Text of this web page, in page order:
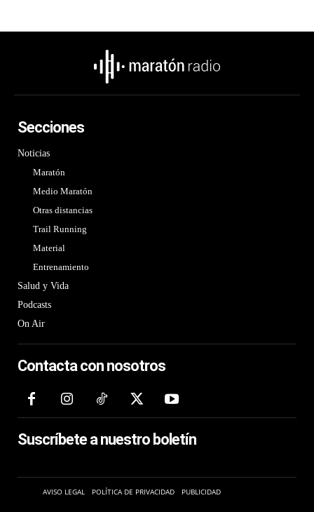
Secciones
Noticias
Maratón
Medio Maratón
Otras distancias
Trail Running
Material
Entrenamiento
Salud y Vida
Podcasts
On Air
Contacta con nosotros
Suscríbete a nuestro boletín
AVISO LEGAL POLÍTICA DE PRIVACIDAD PUBLICIDAD